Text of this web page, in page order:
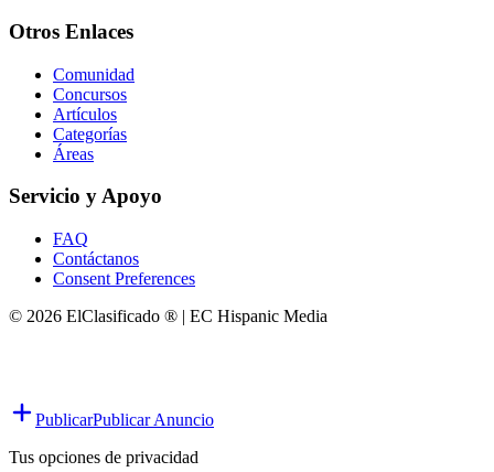
Otros Enlaces
Comunidad
Concursos
Artículos
Categorías
Áreas
Servicio y Apoyo
FAQ
Contáctanos
Consent Preferences
© 2026 ElClasificado ® | EC Hispanic Media
PublicarPublicar Anuncio
Tus opciones de privacidad